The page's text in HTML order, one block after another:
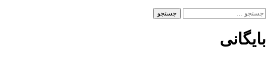
جستجو
برای:
بایگانی